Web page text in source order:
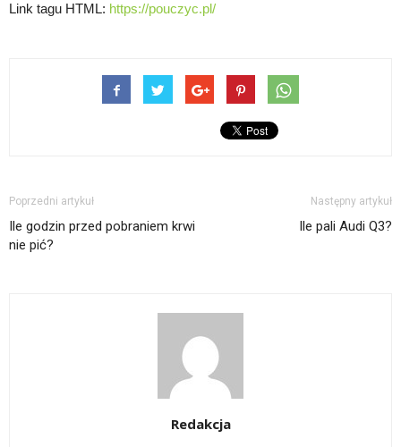
Link tagu HTML: https://pouczyc.pl/
Poprzedni artykuł
Ile godzin przed pobraniem krwi
nie pić?
Następny artykuł
Ile pali Audi Q3?
Redakcja